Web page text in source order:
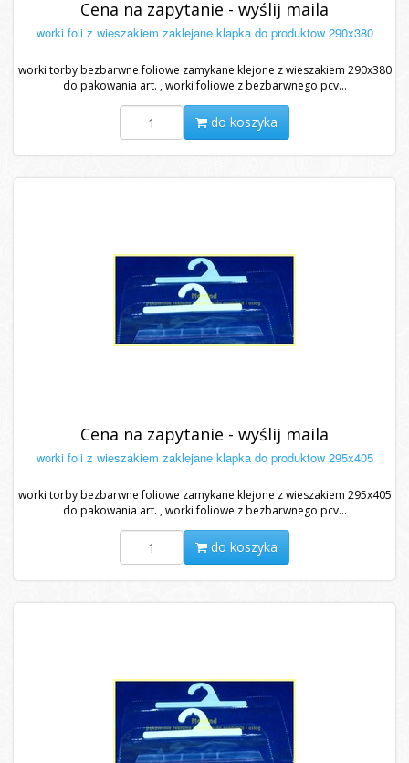
Cena na zapytanie - wyślij maila
worki foli z wieszakiem zaklejane klapka do produktow 290x380
worki torby bezbarwne foliowe zamykane klejone z wieszakiem 290x380
do pakowania art. , worki foliowe z bezbarwnego pcv...
do koszyka
Cena na zapytanie - wyślij maila
worki foli z wieszakiem zaklejane klapka do produktow 295x405
worki torby bezbarwne foliowe zamykane klejone z wieszakiem 295x405
do pakowania art. , worki foliowe z bezbarwnego pcv...
do koszyka